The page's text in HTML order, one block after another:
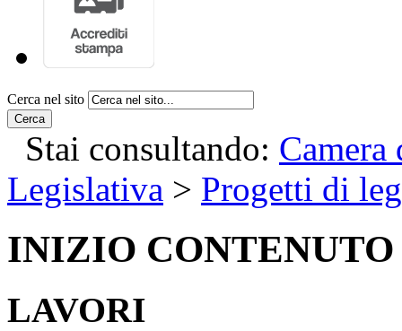
Cerca nel sito
Cerca
Stai consultando: Camera
Legislativa > Progetti di
INIZIO CONTENUTO
LAVORI